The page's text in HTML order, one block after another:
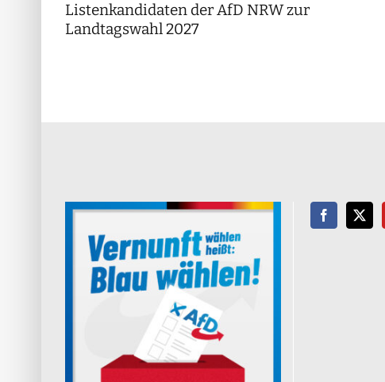
Listenkandidaten der AfD NRW zur
Landtagswahl 2027